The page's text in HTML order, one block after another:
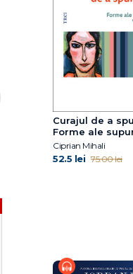
Curajul de a
Forme ale
voluntare
Ciprian Mihali
52.5 lei 75.00 lei